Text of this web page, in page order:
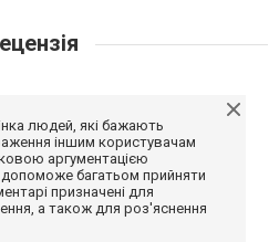
людей, які бажають
іншим користувачам
аргументацією
багатьом прийняти
призначені для
а також для роз'яснення